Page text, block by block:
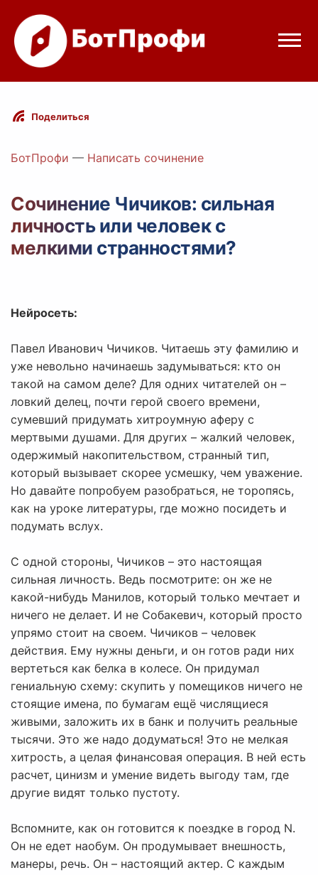
Режимы бота
Цены
Вход с Telegram
Поделиться
БотПрофи — Написать сочинение
Сочинение Чичиков: сильная
личность или человек с
мелкими странностями?
Нейросеть:
Павел Иванович Чичиков. Читаешь эту фамилию и
уже невольно начинаешь задумываться: кто он
такой на самом деле? Для одних читателей он –
ловкий делец, почти герой своего времени,
сумевший придумать хитроумную аферу с
мертвыми душами. Для других – жалкий человек,
одержимый накопительством, странный тип,
который вызывает скорее усмешку, чем уважение.
Но давайте попробуем разобраться, не торопясь,
как на уроке литературы, где можно посидеть и
подумать вслух.
С одной стороны, Чичиков – это настоящая
сильная личность. Ведь посмотрите: он же не
какой-нибудь Манилов, который только мечтает и
ничего не делает. И не Собакевич, который просто
упрямо стоит на своем. Чичиков – человек
действия. Ему нужны деньги, и он готов ради них
вертеться как белка в колесе. Он придумал
гениальную схему: скупить у помещиков ничего не
стоящие имена, по бумагам ещё числящиеся
живыми, заложить их в банк и получить реальные
тысячи. Это же надо додуматься! Это не мелкая
хитрость, а целая финансовая операция. В ней есть
расчет, цинизм и умение видеть выгоду там, где
другие видят только пустоту.
Вспомните, как он готовится к поездке в город N.
Он не едет наобум. Он продумывает внешность,
манеры, речь. Он – настоящий актер. С каждым